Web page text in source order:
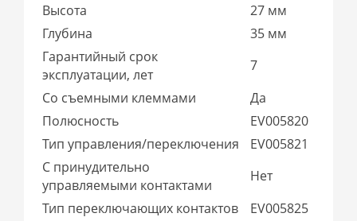
Высота
27 мм
Глубина
35 мм
Гарантийный срок
эксплуатации, лет
7
Со съемными клеммами
Да
Полюсность
EV005820
Тип управления/переключения
EV005821
С принудительно
управляемыми контактами
Нет
Тип переключающих контактов
EV005825